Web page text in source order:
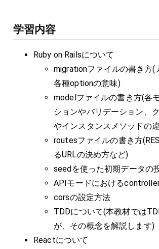
学習内容
Ruby on Railsについて
migrationファイルの書き方
各種optionの意味)
modelファイルの書き方(各
ションやバリデーション、
やインスタンスメソッドの
routesファイルの書き方
るURLの決め方など)
seedを使った初期データの
APIモードにおける
corsの設定方法
TDDについて(本教材では
が、その概念を解説します)
Reactについて